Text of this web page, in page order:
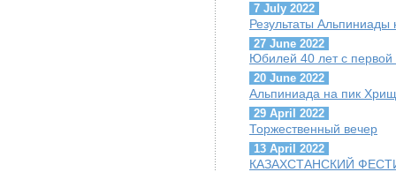
7 July 2022
Результаты
27 June 2022
Юбилей 40 лет с первой
20 June 2022
Альпиниада на пик
29 April 2022
Торжественный вечер
13 April 2022
КАЗАХСТАНСКИЙ